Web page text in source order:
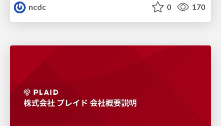
ncdc
0 170